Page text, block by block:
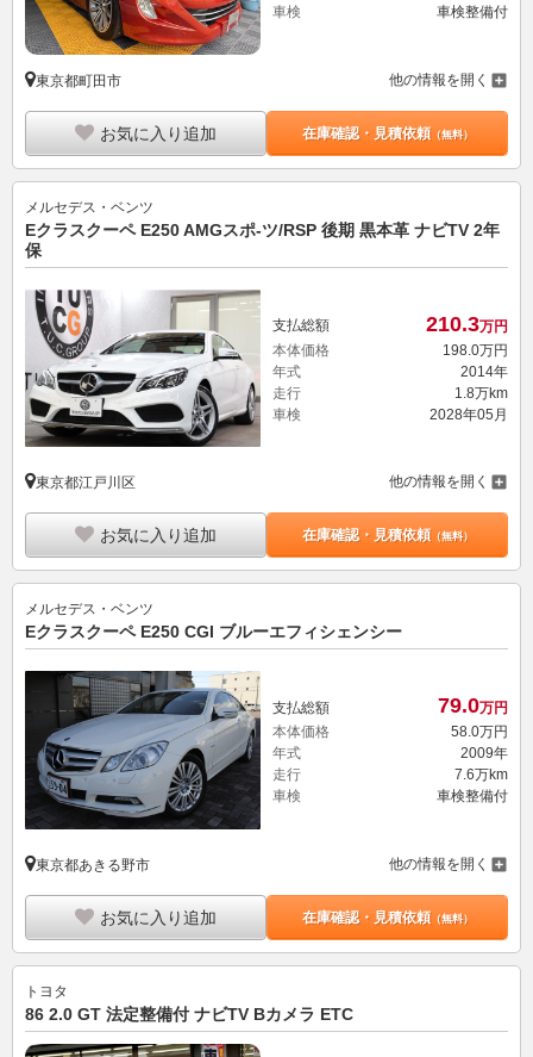
車検 車検整備付
東京都町田市 他の情報を開く
お気に入り追加 在庫確認・見積依頼（無料）
メルセデス・ベンツ
Eクラスクーペ E250 AMGスポ-ツ/RSP 後期 黒本革 ナビTV 2年
保
支払総額 210.3万円
本体価格
198. 0万円
年式
2014年
走行
1.8万km
車検
2028年05月
東京都江戸川区 他の情報を開く
お気に入り追加 在庫確認・見積依頼（無料）
メルセデス・ベンツ
Eクラスクーペ E250 CGI ブルーエフィシェンシー
支払総額 79.0万円
本体価格
58.0万円
年式
2009年
走行
7.6万km
車検
車検整備付
東京都あきる野市 他の情報を開く
お気に入り追加 在庫確認・見積依頼（無料）
トヨタ
86 2.0 GT 法定整備付 ナビTV Bカメラ ETC